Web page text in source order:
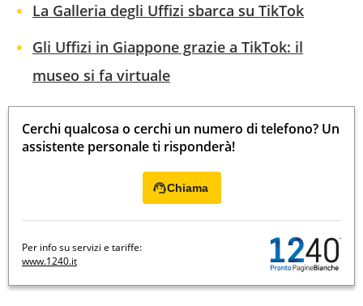
La Galleria degli Uffizi sbarca su TikTok
Gli Uffizi in Giappone grazie a TikTok: il
museo si fa virtuale
Cerchi qualcosa o cerchi un numero di telefono? Un
assistente personale ti risponderà!
Chiama
Per info su servizi e tariffe:
www.1240.it